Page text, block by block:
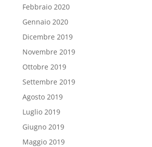
Febbraio 2020
Gennaio 2020
Dicembre 2019
Novembre 2019
Ottobre 2019
Settembre 2019
Agosto 2019
Luglio 2019
Giugno 2019
Maggio 2019